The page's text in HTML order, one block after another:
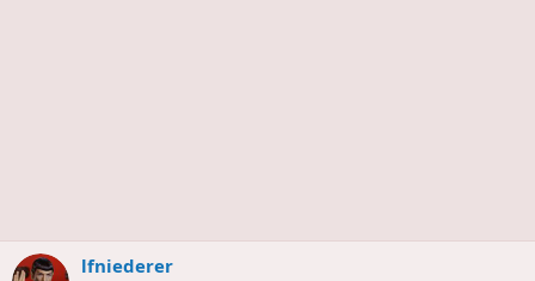
lfniederer